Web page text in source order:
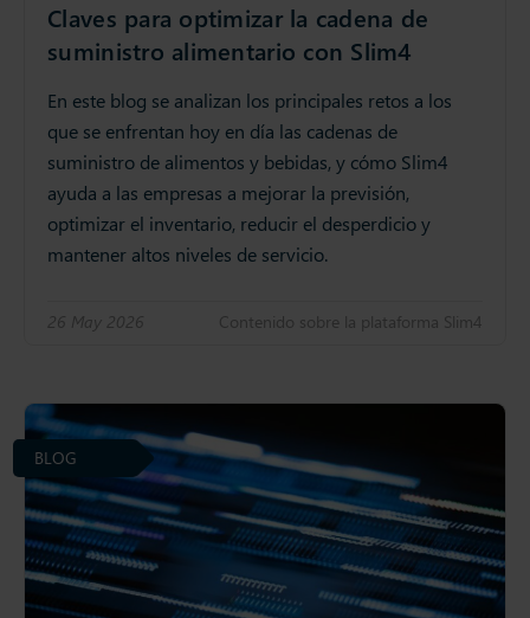
Claves para optimizar la cadena de
suministro alimentario con Slim4
En este blog se analizan los principales retos a los
que se enfrentan hoy en día las cadenas de
suministro de alimentos y bebidas, y cómo Slim4
ayuda a las empresas a mejorar la previsión,
optimizar el inventario, reducir el desperdicio y
mantener altos niveles de servicio.
26 May 2026 Contenido sobre la plataforma Slim4
BLOG